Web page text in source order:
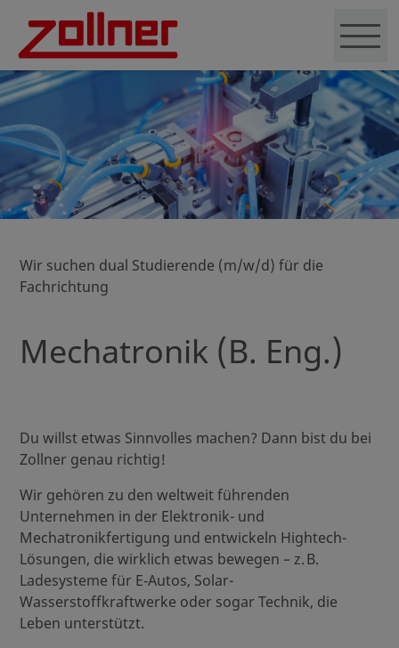
Wir suchen dual Studierende (m/w/d) für die
Fachrichtung
Mechatronik (B. Eng.)
Du willst etwas Sinnvolles machen? Dann bist du bei
Zollner genau richtig!
Wir gehören zu den weltweit führenden
Unternehmen in der Elektronik- und
Mechatronikfertigung und entwickeln Hightech-
Lösungen, die wirklich etwas bewegen – z. B.
Ladesysteme für E‑Autos, Solar-
Wasserstoffkraftwerke oder sogar Technik, die
Leben unterstützt.